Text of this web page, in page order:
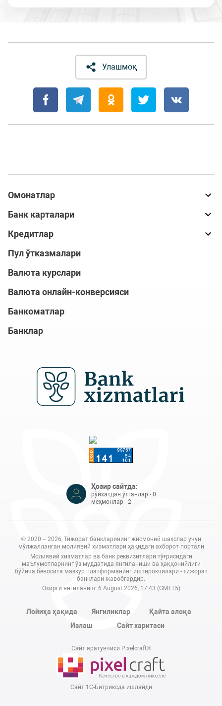
Улашмоқ
Омонатлар
Банк карталари
Кредитлар
Пул ўтказмалари
Валюта курслари
Валюта онлайн-конверсияси
Банкоматлар
Банклар
Ҳозир сайтда:
рўйхатдан ўтганлар - 0
меҳмонлар - 2
© 2020 – 2026, Тижорат банкларининг жисмоний шахслар учун
мўлжалланган молиявий хизматлари ҳақидаги ахборот портали
Молиявий хизматлар ва банк реквизитлари тўғрисидаги
маълумотларнинг ўз муддатида янгиланиши ва ҳаққонийлиги
бўйича бевосита мазкур платформанинг иштирокчилари - тижорат
банклари жавобгардир.
Охирги янгиланиш: 6 August 2026, 17:43 (GMT+5)
Лойиҳа ҳақида Янгиликлар
Қайта алоқа
Излаш
Сайт харитаси
Сайт яратувчиси Pixelcraft®
Сайт 1C-Битриксда ишлайди